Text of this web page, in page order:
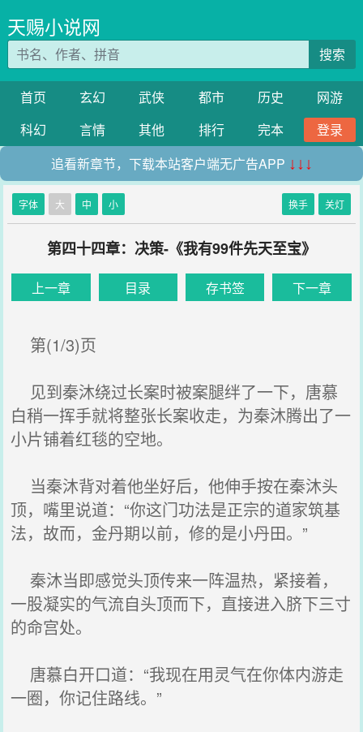
天赐小说网
搜索
首页 玄幻 武侠 都市 历史
网游
科幻
言情 其他 排行 完本
登录
追看新章节，下载本站客户端无广告APP ↓↓↓
字体 大 中 小 换手 关灯
第四十四章：决策-《我有99件先天至宝》
上一章 目录 存书签 下一章
第(1/3)页
见到秦沐绕过长案时被案腿绊了一下，唐慕
白稍一挥手就将整张长案收走，为秦沐腾出了一
小片铺着红毯的空地。
当秦沐背对着他坐好后，他伸手按在秦沐头
顶，嘴里说道：“你这门功法是正宗的道家筑基
法，故而，金丹期以前，修的是小丹田。”
秦沐当即感觉头顶传来一阵温热，紧接着，
一股凝实的气流自头顶而下，直接进入脐下三寸
的命宫处。
唐慕白开口道：“我现在用灵气在你体内游走
一圈，你记住路线。”